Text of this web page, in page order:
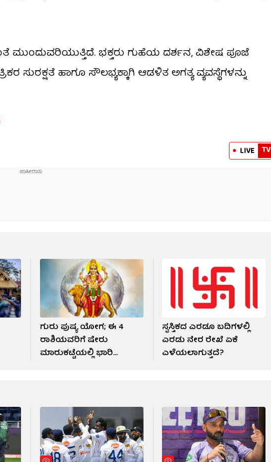
ಭಕ್ತರು ಗುಹೆಯ ದರ್ಶನ, ವಿಶೇಷ ಪೂಜೆ
ಸುರಕ್ಷತೆ ಹಾಗೂ ಸೌಲಭ್ಯಕ್ಕಾಗಿ ಆಡಳಿತ ಅಗತ್ಯ ವ್ಯವಸ್ಥೆಗಳನ್ನು
LIVE TV
ಗುರು ಪುಷ್ಯ ಯೋಗ; ಈ 4
ರಾಶಿಯವರಿಗೆ ಷೇರು
ಮಾರುಕಟ್ಟೆಯಲ್ಲಿ ಭಾರಿ
ಸ್ವಸ್ತಿಕದ ಎರಡೂ ಬದಿಗಳಲ್ಲಿ
ಎರಡು ನೇರ ರೇಖೆ ಏಕೆ
ಎಳೆಯಲಾಗುತ್ತದೆ?